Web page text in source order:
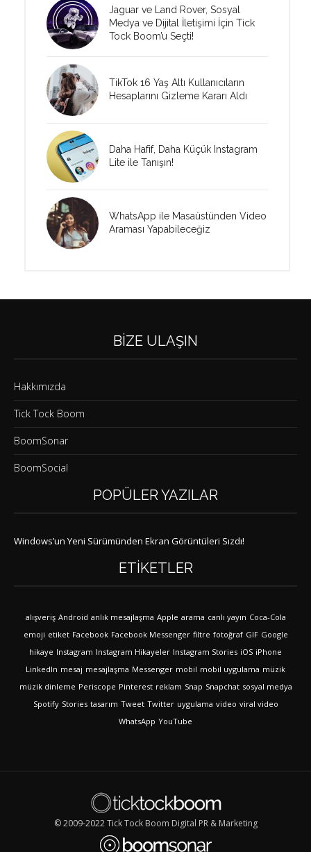
Jaguar ve Land Rover, Sosyal
Medya ve Dijital İletişimi İçin Tick
Tock Boom’u Seçti!
TikTok 16 Yaş Altı Kullanıcıların
Hesaplarını Gizleme Kararı Aldı
Daha Hafif, Daha Küçük Instagram
Lite ile Tanışın!
WhatsApp ile Masaüstünden Video
Araması Yapabileceğiz
BIZE ULAŞIN
Hakkımızda
Tick Tock Boom
BoomSonar
BoomSocial
POPÜLER YAZILAR
Windows’un Yeni Sürümünden Ekran Görüntüleri Sızdı!
ETIKETLER
alışveriş Android anlık mesajlaşma Apple arama canlı yayın Coca-Cola
emoji etiket Facebook Facebook Messenger filtre fotoğraf GIF Google
hikaye Instagram Instagram Hikayeler Instagram Stories iOS iPhone
LinkedIn mesaj mesajlaşma Messenger mobil mobil uygulama müzik
müzik dinleme Periscope Pinterest reklam Snap Snapchat sosyal medya
Spotify Stories tasarım Tweet Twitter uygulama video viral video
WhatsApp YouTube
© 2009-2022 Tick Tock Boom Digital PR & Marketing